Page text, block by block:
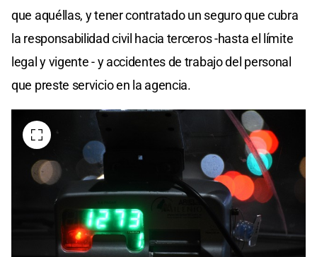
que aquéllas, y tener contratado un seguro que cubra
la responsabilidad civil hacia terceros -hasta el límite
legal y vigente - y accidentes de trabajo del personal
que preste servicio en la agencia.